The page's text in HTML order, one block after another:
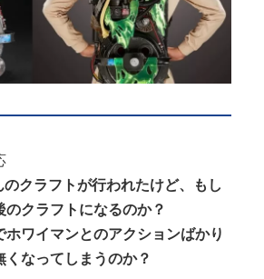
クラフトが行われたけど、もし
のクラフトになるのか？
ホワイマンとのアクションばかり
くなってしまうのか？